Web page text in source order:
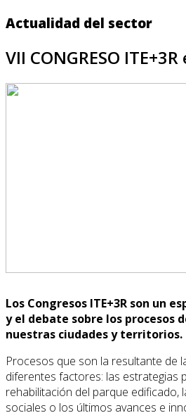
Actualidad del sector
VII CONGRESO
Los Congresos ITE+3R son un
y el debate sobre los procesos
nuestras ciudades y territorios.
Procesos que son la resultante de
diferentes factores: las estrategias
rehabilitación del parque edificado,
sociales o los últimos avances e